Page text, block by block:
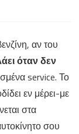
αν του
όταν δεν
service. Το
εν μέρει-με
στα
σου